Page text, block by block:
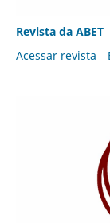
Revista da ABET
Acessar revista